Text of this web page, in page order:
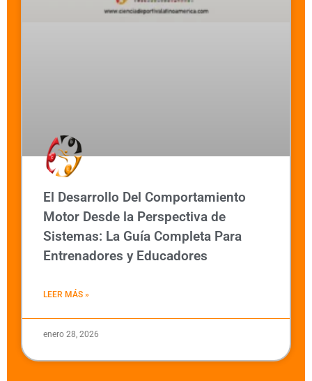
El Desarrollo Del Comportamiento
Motor Desde la Perspectiva de
Sistemas: La Guía Completa Para
Entrenadores y Educadores
LEER MÁS »
enero 28, 2026